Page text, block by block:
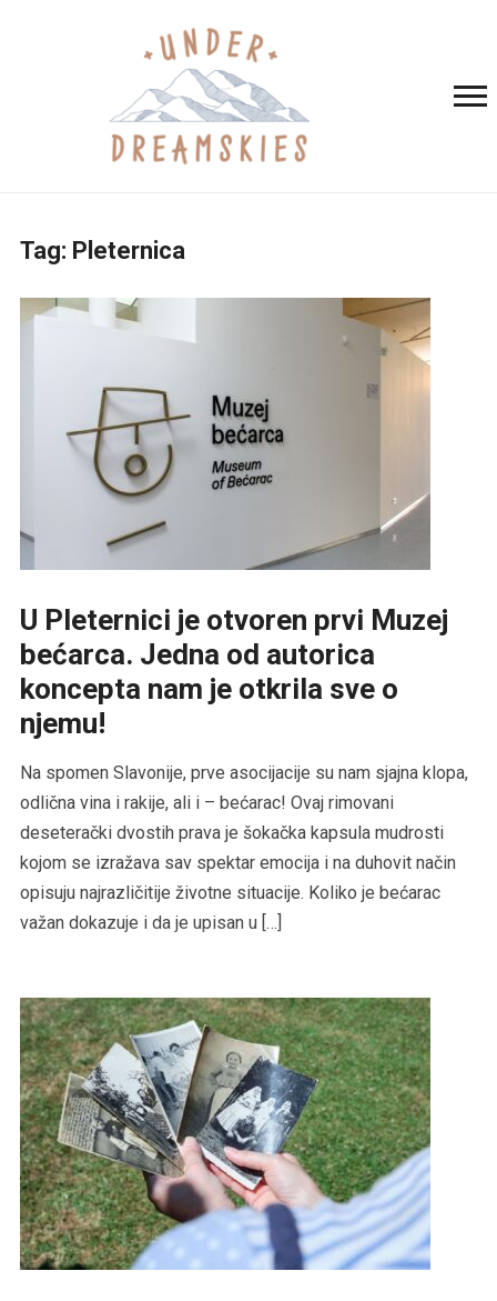
Tag: Pleternica
U Pleternici je otvoren prvi Muzej
bećarca. Jedna od autorica
koncepta nam je otkrila sve o
njemu!
Na spomen Slavonije, prve asocijacije su nam sjajna klopa,
odlična vina i rakije, ali i – bećarac! Ovaj rimovani
deseterački dvostih prava je šokačka kapsula mudrosti
kojom se izražava sav spektar emocija i na duhovit način
opisuju najrazličitije životne situacije. Koliko je bećarac
važan dokazuje i da je upisan u […]